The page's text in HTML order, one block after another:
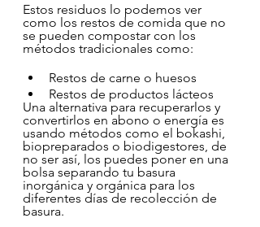
Estos residuos lo podemos ver
como los restos de comida que no
se pueden compostar con los
métodos tradicionales como:
Restos de carne o huesos
Restos de productos lácteos
Una alternativa para recuperarlos y
convertirlos en abono o energía es
usando métodos como el bokashi,
biopreparados o biodigestores, de
no ser así, los puedes poner en una
bolsa separando tu basura
inorgánica y orgánica para los
diferentes días de recolección de
basura.